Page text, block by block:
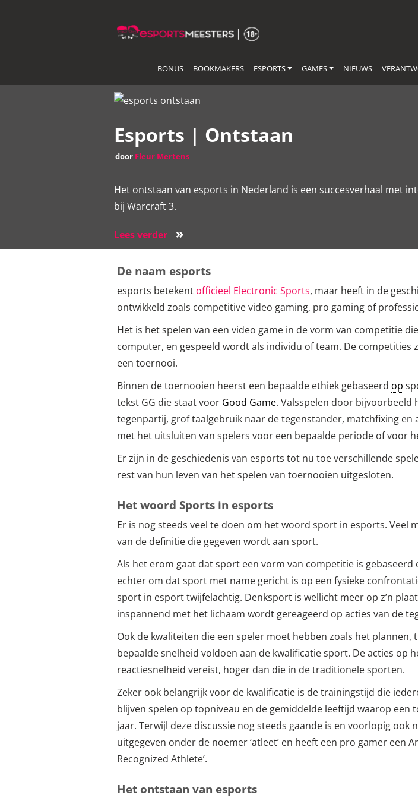
BONUS BOOKMAKERS ESPORTS GAMES NIEUWS
Esports | Ontstaan
door Fleur Mertens
Het ontstaan van esports in Nederland is een succesverhaal met
bij Warcraft 3.
Lees verder »
De naam esports
esports betekent officieel Electronic Sports, maar heeft in de
ontwikkeld zoals competitive video gaming, pro gaming of
Het is het spelen van een video game in de vorm van competitie
computer, en gespeeld wordt als individu of team. De
een toernooi.
Binnen de toernooien heerst een bepaalde ethiek gebaseerd op
tekst GG die staat voor Good Game. Valsspelen door bijvoorbeeld
tegenpartij, grof taalgebruik naar de tegenstander, matchfixing
met het uitsluiten van spelers voor een bepaalde periode of voor
Er zijn in de geschiedenis van esports tot nu toe verschillende
rest van hun leven van het spelen van toernooien uitgesloten.
Het woord Sports in esports
Er is nog steeds veel te doen om het woord sport in esports. Veel
van de definitie die gegeven wordt aan sport.
Als het erom gaat dat sport een vorm van competitie is gebaseerd
echter om dat sport met name gericht is op een fysieke
sport in esport twijfelachtig. Denksport is wellicht meer op z’n
inspannend met het lichaam wordt gereageerd op acties van de
Ook de kwaliteiten die een speler moet hebben zoals het
bepaalde snelheid voldoen aan de kwalificatie sport. De acties op
reactiesnelheid vereist, hoger dan die in de traditionele sporten.
Zeker ook belangrijk voor de kwalificatie is de trainingstijd die
blijven spelen op topniveau en de gemiddelde leeftijd waarop
jaar. Terwijl deze discussie nog steeds gaande is en voorlopig
uitgegeven onder de noemer ‘atleet’ en heeft een pro gamer een
Recognized Athlete’.
Het ontstaan van esports